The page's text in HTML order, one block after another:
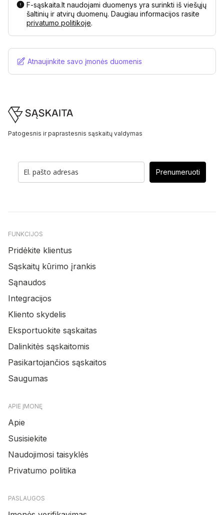
F-sąskaita.lt naudojami duomenys yra surinkti iš viešųjų
šaltinių ir atvirų duomenų. Daugiau informacijos rasite
privatumo politikoje.
Atnaujinkite savo įmonės duomenis
Footer
Patogesnis ir paprastesnis sąskaitų valdymas
Prenumeruoti
FUNKCIJOS
Pridėkite klientus
Sąskaitų kūrimo įrankis
Sąnaudos
Integracijos
Kliento skydelis
Eksportuokite sąskaitas
Dalinkitės sąskaitomis
Pasikartojančios sąskaitos
Saugumas
APIE ĮMONĘ
Apie
Susisiekite
Naudojimosi taisyklės
Privatumo politika
PASLAUGOS